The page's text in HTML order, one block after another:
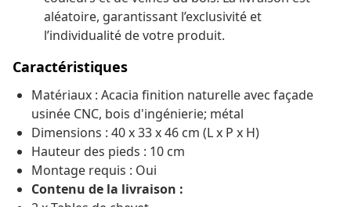
aléatoire, garantissant l’exclusivité et
l’individualité de votre produit.
Caractéristiques
Matériaux : Acacia finition naturelle avec façade
usinée CNC, bois d'ingénierie; métal
Dimensions : 40 x 33 x 46 cm (L x P x H)
Hauteur des pieds : 10 cm
Montage requis : Oui
Contenu de la livraison :